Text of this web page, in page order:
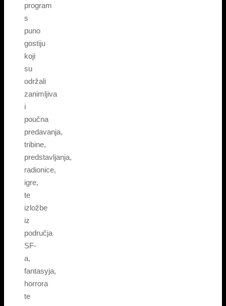
program
s
puno
gostiju
koji
su
održali
zanimljiva
i
poučna
predavanja,
tribine,
predstavljanja,
radionice,
igre,
te
izložbe
iz
područja
SF-
a,
fantasyja,
horrora
te